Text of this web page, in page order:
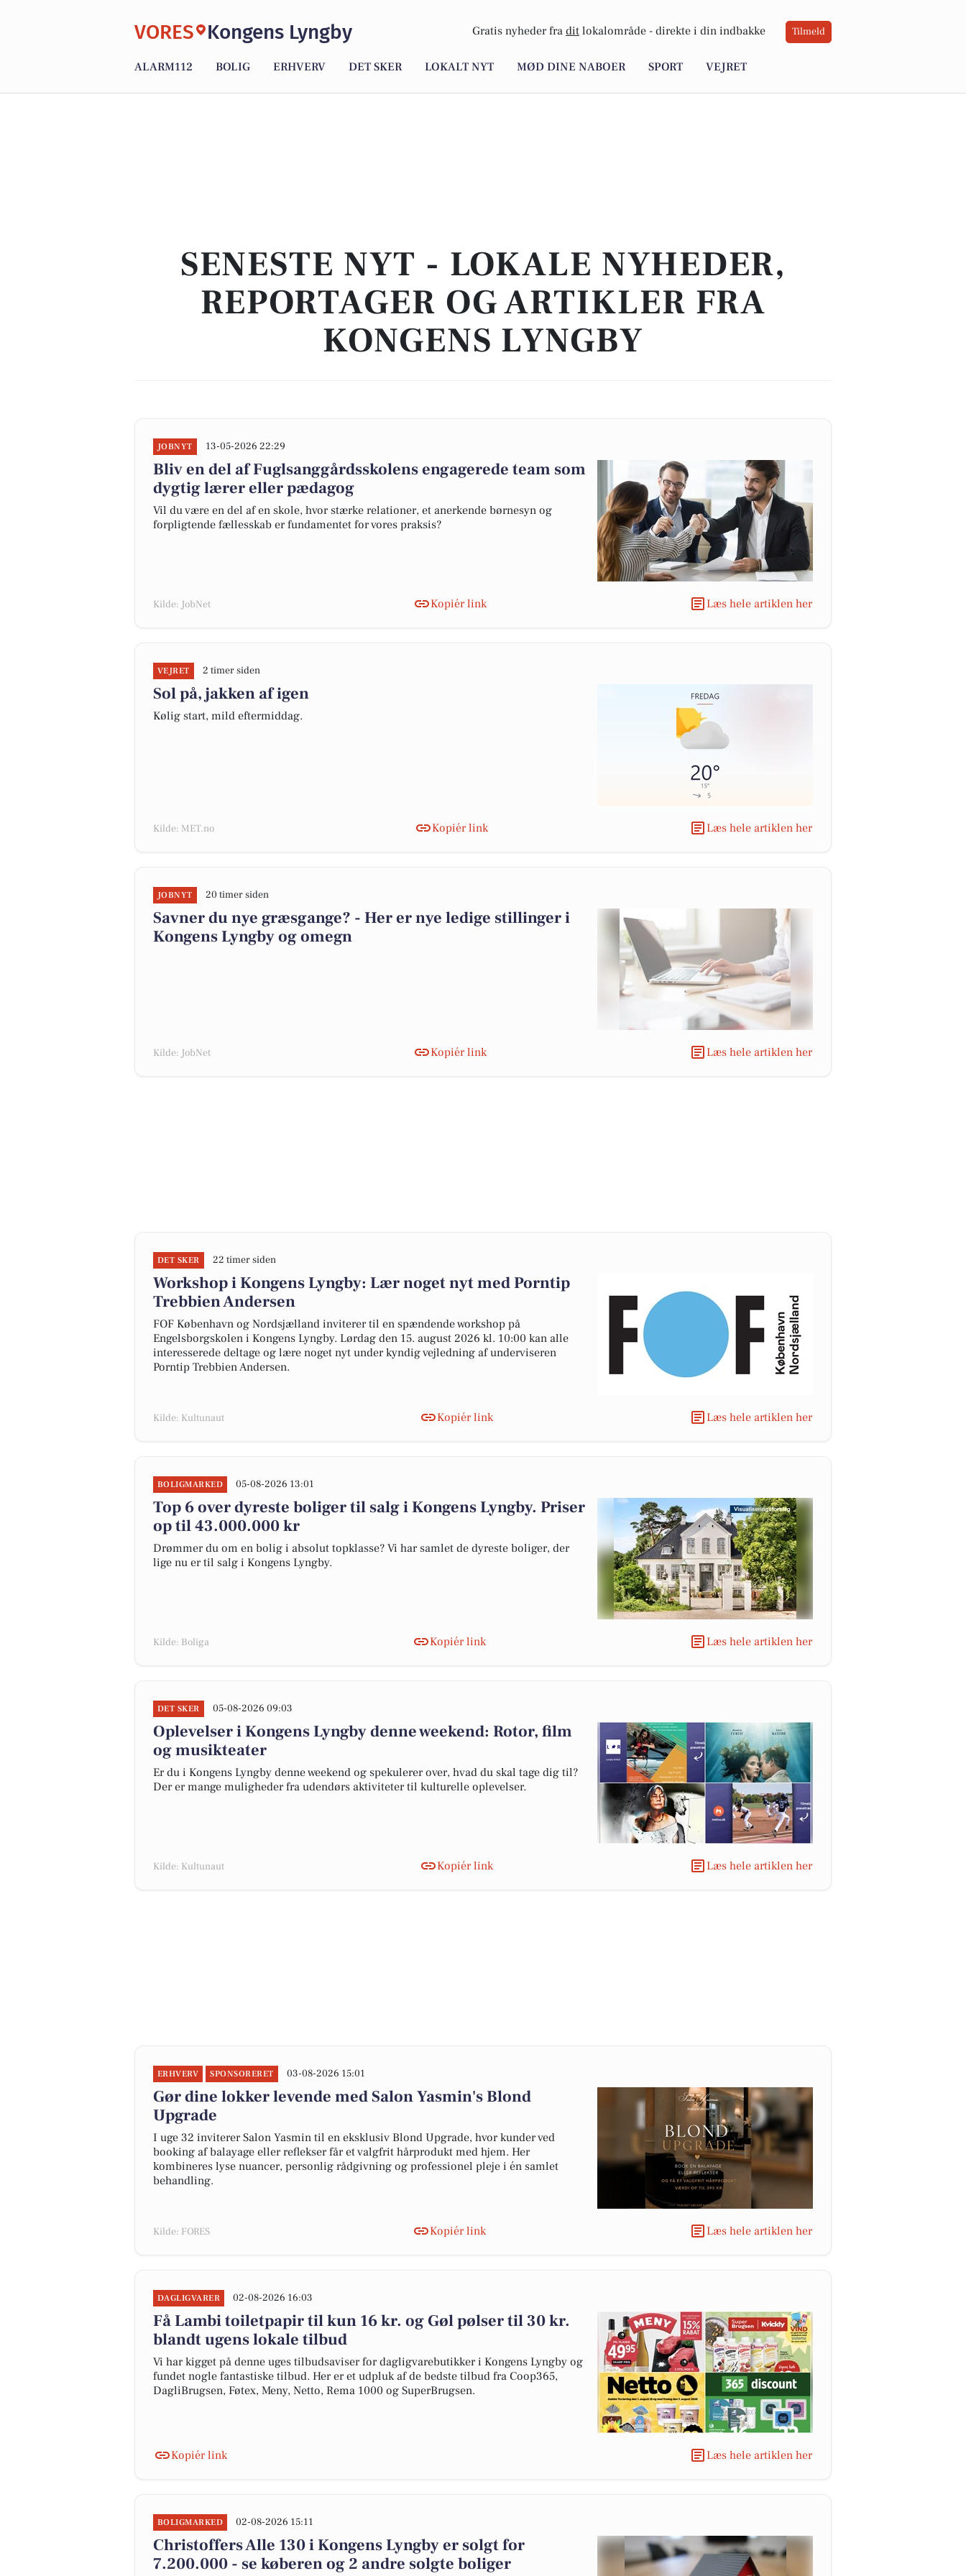
VORES Kongens Lyngby Gratis nyheder fra dit lokalområde - direkte i din indbakke Tilmeld
ALARM112 BOLIG ERHVERV DET SKER LOKALT NYT MØD DINE NABOER SPORT VEJRET
SENESTE NYT - LOKALE NYHEDER,
REPORTAGER OG ARTIKLER FRA
KONGENS LYNGBY
JOBNYT 13-05-2026 22:29
Bliv en del af Fuglsanggårdsskolens engagerede team som
dygtig lærer eller pædagog
Vil du være en del af en skole, hvor stærke relationer, et anerkende børnesyn og
forpligtende fællesskab er fundamentet for vores praksis?
Kilde: JobNet Kopiér link Læs hele artiklen her
VEJRET 2 timer siden
Sol på, jakken af igen
Kølig start, mild eftermiddag.
Kilde: MET.no Kopiér link Læs hele artiklen her
JOBNYT 20 timer siden
Savner du nye græsgange? - Her er nye ledige stillinger i
Kongens Lyngby og omegn
Kilde: JobNet Kopiér link Læs hele artiklen her
DET SKER 22 timer siden
Workshop i Kongens Lyngby: Lær noget nyt med Porntip
Trebbien Andersen
FOF København og Nordsjælland inviterer til en spændende workshop på
Engelsborgskolen i Kongens Lyngby. Lørdag den 15. august 2026 kl. 10:00 kan alle
interesserede deltage og lære noget nyt under kyndig vejledning af underviseren
Porntip Trebbien Andersen.
Kilde: Kultunaut Kopiér link Læs hele artiklen her
BOLIGMARKED 05-08-2026 13:01
Top 6 over dyreste boliger til salg i Kongens Lyngby. Priser
op til 43.000.000 kr
Drømmer du om en bolig i absolut topklasse? Vi har samlet de dyreste boliger, der
lige nu er til salg i Kongens Lyngby.
Kilde: Boliga Kopiér link Læs hele artiklen her
DET SKER 05-08-2026 09:03
Oplevelser i Kongens Lyngby denne weekend: Rotor, film
og musikteater
Er du i Kongens Lyngby denne weekend og spekulerer over, hvad du skal tage dig til?
Der er mange muligheder fra udendørs aktiviteter til kulturelle oplevelser.
Kilde: Kultunaut Kopiér link Læs hele artiklen her
ERHVERV SPONSORERET 03-08-2026 15:01
Gør dine lokker levende med Salon Yasmin's Blond
Upgrade
I uge 32 inviterer Salon Yasmin til en eksklusiv Blond Upgrade, hvor kunder ved
booking af balayage eller reflekser får et valgfrit hårprodukt med hjem. Her
kombineres lyse nuancer, personlig rådgivning og professionel pleje i én samlet
behandling.
Kilde: FORES Kopiér link Læs hele artiklen her
DAGLIGVARER 02-08-2026 16:03
Få Lambi toiletpapir til kun 16 kr. og Gøl pølser til 30 kr.
blandt ugens lokale tilbud
Vi har kigget på denne uges tilbudsaviser for dagligvarebutikker i Kongens Lyngby og
fundet nogle fantastiske tilbud. Her er et udpluk af de bedste tilbud fra Coop365,
DagliBrugsen, Føtex, Meny, Netto, Rema 1000 og SuperBrugsen.
Kopiér link Læs hele artiklen her
BOLIGMARKED 02-08-2026 15:11
Christoffers Alle 130 i Kongens Lyngby er solgt for
7.200.000 - se køberen og 2 andre solgte boliger